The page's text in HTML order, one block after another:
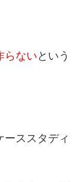
らないという
ススタディ